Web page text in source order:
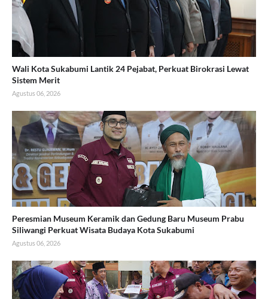
Wali Kota Sukabumi Lantik 24 Pejabat, Perkuat Birokrasi Lewat
Sistem Merit
Agustus 06, 2026
Peresmian Museum Keramik dan Gedung Baru Museum Prabu
Siliwangi Perkuat Wisata Budaya Kota Sukabumi
Agustus 06, 2026